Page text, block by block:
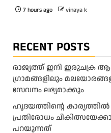
7 hours ago vinaya k
RECENT POSTS
രാജ്യത്ത് ഇനി
ഗ്രാമങ്ങളിലും
സേവനം ലഭ്യമാക്കും
ഹൃദയത്തിന്റെ
പ്രതിരോധം
പറയുന്നത്